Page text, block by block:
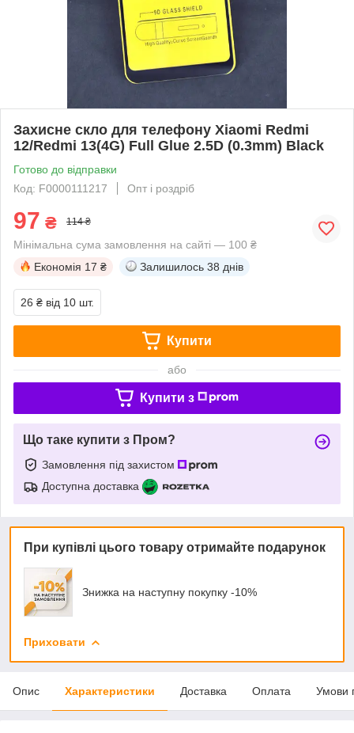
Захисне скло для телефону Xiaomi Redmi
12/Redmi 13(4G) Full Glue 2.5D (0.3mm) Black
Готово до відправки
Код: F0000111217
Опт і роздріб
97 ₴ 114 ₴
Мінімальна сума замовлення на сайті — 100 ₴
Економія 17 ₴ Залишилось 38 днів
26 ₴ від 10 шт.
Купити
або
Купити з
Що таке купити з Пром?
Замовлення під захистом
Доступна доставка
При купівлі цього товару отримайте подарунок
Знижка на наступну покупку -10%
Приховати
Опис Характеристики Доставка Оплата Умови